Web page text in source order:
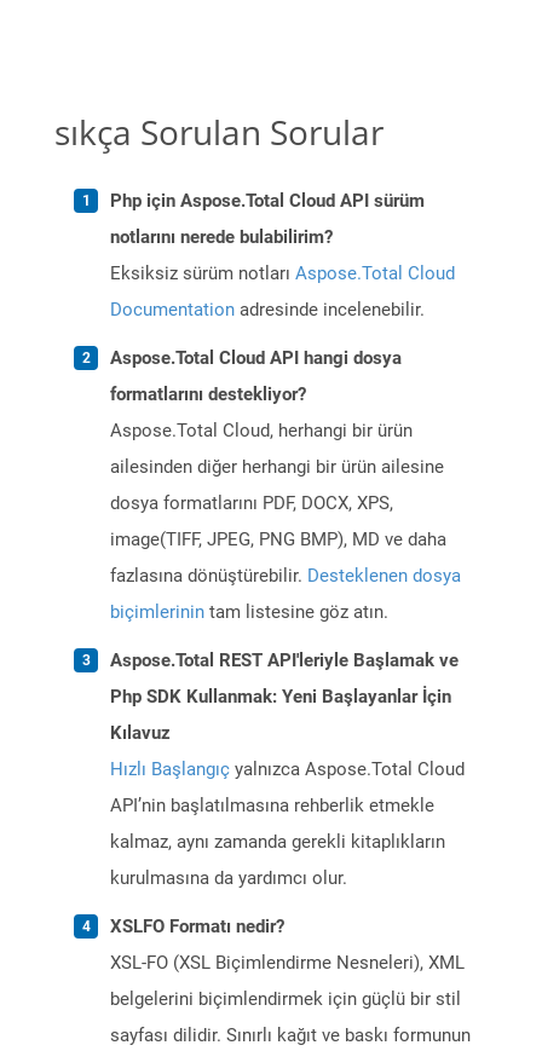
sıkça Sorulan Sorular
Php için Aspose.Total Cloud API sürüm
notlarını nerede bulabilirim?
Eksiksiz sürüm notları Aspose.Total Cloud
Documentation adresinde incelenebilir.
Aspose.Total Cloud API hangi dosya
formatlarını destekliyor?
Aspose.Total Cloud, herhangi bir ürün
ailesinden diğer herhangi bir ürün ailesine
dosya formatlarını PDF, DOCX, XPS,
image(TIFF, JPEG, PNG BMP), MD ve daha
fazlasına dönüştürebilir. Desteklenen dosya
biçimlerinin tam listesine göz atın.
Aspose.Total REST API'leriyle Başlamak ve
Php SDK Kullanmak: Yeni Başlayanlar İçin
Kılavuz
Hızlı Başlangıç yalnızca Aspose.Total Cloud
API’nin başlatılmasına rehberlik etmekle
kalmaz, aynı zamanda gerekli kitaplıkların
kurulmasına da yardımcı olur.
XSLFO Formatı nedir?
XSL-FO (XSL Biçimlendirme Nesneleri), XML
belgelerini biçimlendirmek için güçlü bir stil
sayfası dilidir. Sınırlı kağıt ve baskı formunun